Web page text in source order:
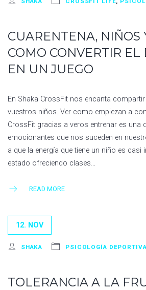
CUARENTENA, NIÑOS
COMO CONVERTIR EL
EN UN JUEGO
En Shaka CrossFit nos encanta
vuestros niños. Ver como empiezan a
CrossFit gracias a veros entrenar es una
emocionantes que nos suceden en
a que la energía que tiene un niño es casi
estado ofreciendo clases…
READ MORE
12. NOV
SHAKA PSICOLOGÍA DEPORTIVA
TOLERANCIA A LA